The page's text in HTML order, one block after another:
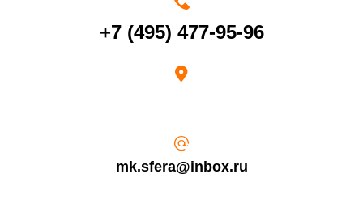
Возврат переведенных средств производится на Ваш банковский
+7 (495) 477-95-96
mk.sfera@inbox.ru